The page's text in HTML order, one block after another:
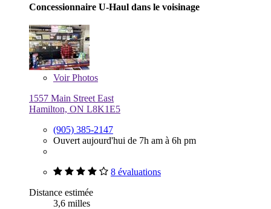
Concessionnaire U-Haul dans le voisinage
VoirPhotos
1557 Main Street East
Hamilton, ON L8K1E5
(905) 385-2147
Ouvert aujourd'hui de 7h am à 6h pm
8 évaluations
Distance estimée
3,6 milles